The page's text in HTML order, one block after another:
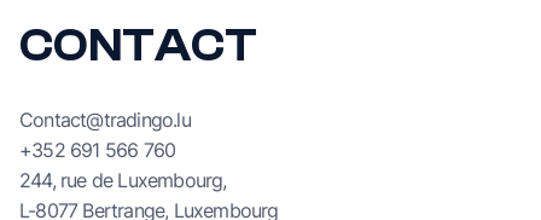
CONTACT
Contact@tradingo.lu
+352 691 566 760
244, rue de Luxembourg,
L-8077 Bertrange, Luxembourg